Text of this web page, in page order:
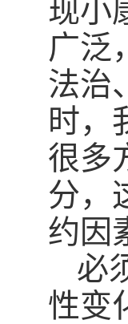
现小
广泛
法治
时，
很多
分，
约因
必
性变